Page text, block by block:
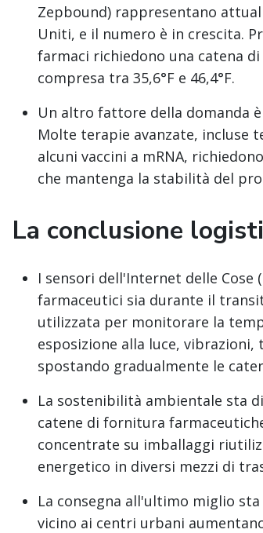
Zepbound) rappresentano
Uniti, e il numero è in crescita.
farmaci richiedono una catena
compresa tra 35,6°F e 46,4°F.
Un altro fattore della domanda
Molte terapie avanzate, incluse
alcuni vaccini a mRNA,
che mantenga la stabilità del
La conclusione
I sensori dell'Internet delle
farmaceutici sia durante il
utilizzata per monitorare la
esposizione alla luce,
spostando gradualmente le
La sostenibilità ambientale sta
catene di fornitura
concentrate su imballaggi
energetico in diversi mezzi di
La consegna all'ultimo miglio
vicino ai centri urbani